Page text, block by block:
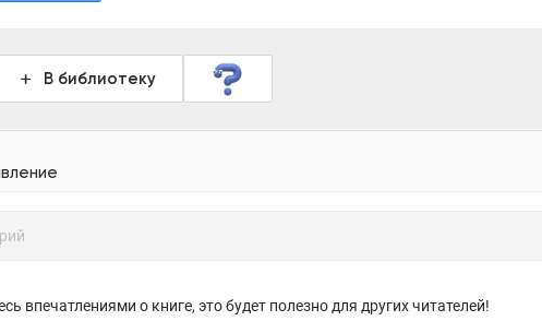
В библиотеку
впечатлениями о книге, это будет полезно для других читателей!